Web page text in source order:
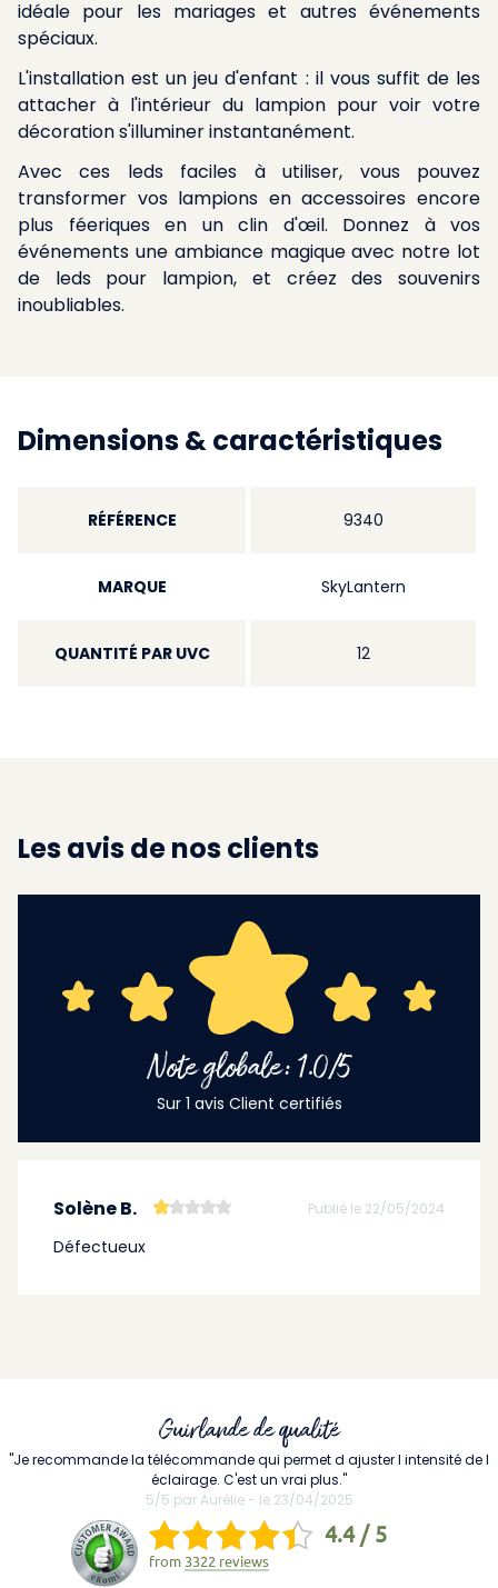
idéale pour les mariages et autres événements
spéciaux.
L'installation est un jeu d'enfant : il vous suffit de les
attacher à l'intérieur du lampion pour voir votre
décoration s'illuminer instantanément.
Avec ces leds faciles à utiliser, vous pouvez
transformer vos lampions en accessoires encore
plus féeriques en un clin d'œil. Donnez à vos
événements une ambiance magique avec notre lot
de leds pour lampion, et créez des souvenirs
inoubliables.
Dimensions & caractéristiques
RÉFÉRENCE 9340
MARQUE SkyLantern
QUANTITÉ PAR UVC 12
Les avis de nos clients
Solène B. Publié le 22/05/2024
Défectueux
Note globale: 1.0/5
Sur 1 avis Client certifiés
Guirlande de qualité
"Je recommande la télécommande qui permet d ajuster l intensité de l
éclairage. C'est un vrai plus."
5/5 par Aurélie - le 23/04/2025
4.4 / 5
from 3322 reviews